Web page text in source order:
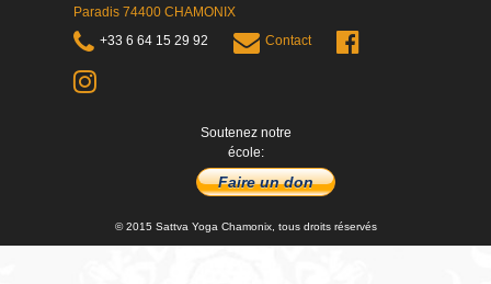
Paradis 74400 CHAMONIX
+33 6 64 15 29 92
Contact
Soutenez notre
école:
Faire un don
© 2015 Sattva Yoga Chamonix, tous droits réservés